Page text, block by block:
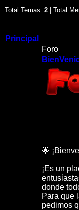
Total Temas: 2 | Total
Principal
Foro
🌟
¡Es un
donde
Para que
pedimos